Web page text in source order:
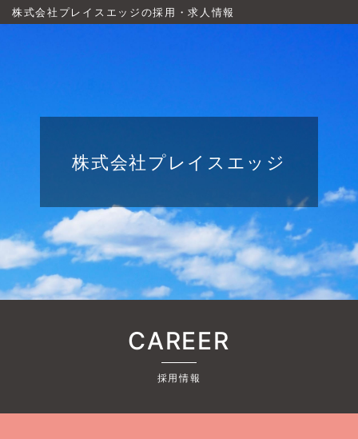
株式会社プレイスエッジの採用・求人情報
株式会社プレイスエッジ
CAREER
採用情報